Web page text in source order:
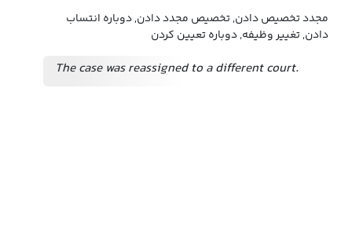
مجدد تخصیص دادن, تخصیص مجدد دادن, دوباره انتساب
دادن, تغییر وظیفه, دوباره تعیین کردن
The case was reassigned to a different court.